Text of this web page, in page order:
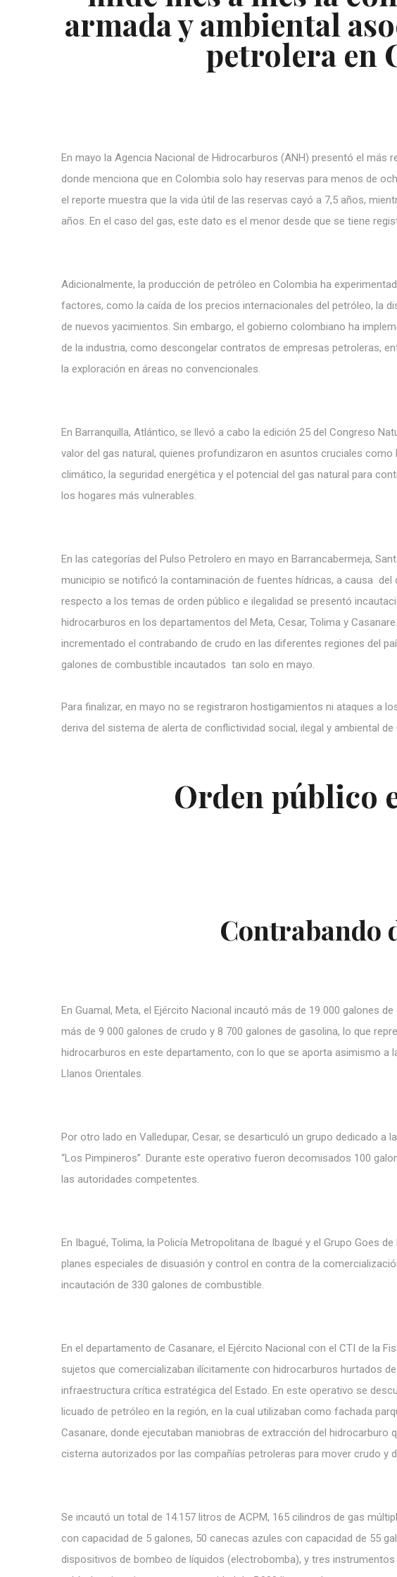
armada y ambiental
petrolera en
En mayo la Agencia Nacional de Hidrocarburos (ANH) presentó el más
donde menciona que en Colombia solo hay reservas para menos de
el reporte muestra que la vida útil de las reservas cayó a 7,5 años,
años. En el caso del gas, este dato es el menor desde que se tiene
Adicionalmente, la producción de petróleo en Colombia ha
factores, como la caída de los precios internacionales del petróleo, la
de nuevos yacimientos. Sin embargo, el gobierno colombiano ha
de la industria, como descongelar contratos de empresas petroleras,
la exploración en áreas no convencionales.
En Barranquilla, Atlántico, se llevó a cabo la edición 25 del Congreso
valor del gas natural, quienes profundizaron en asuntos cruciales
climático, la seguridad energética y el potencial del gas natural para
los hogares más vulnerables.
En las categorías del Pulso Petrolero en mayo en Barrancabermeja,
municipio se notificó la contaminación de fuentes hídricas, a causa del
respecto a los temas de orden público e ilegalidad se presentó
hidrocarburos en los departamentos del Meta, Cesar, Tolima y
incrementado el contrabando de crudo en las diferentes regiones del
galones de combustible incautados tan solo en mayo.
Para finalizar, en mayo no se registraron hostigamientos ni ataques a
deriva del sistema de alerta de conflictividad social, ilegal y ambiental de
Orden público
Contrabando
En Guamal, Meta, el Ejército Nacional incautó más de 19 000 galones
más de 9 000 galones de crudo y 8 700 galones de gasolina, lo que
hidrocarburos en este departamento, con lo que se aporta asimismo a
Llanos Orientales.
Por otro lado en Valledupar, Cesar, se desarticuló un grupo dedicado a
“Los Pimpineros”. Durante este operativo fueron decomisados 100
las autoridades competentes.
En Ibagué, Tolima, la Policía Metropolitana de Ibagué y el Grupo Goes
planes especiales de disuasión y control en contra de la
incautación de 330 galones de combustible.
En el departamento de Casanare, el Ejército Nacional con el CTI de la
sujetos que comercializaban ilícitamente con hidrocarburos hurtados
infraestructura crítica estratégica del Estado. En este operativo se
licuado de petróleo en la región, en la cual utilizaban como fachada
Casanare, donde ejecutaban maniobras de extracción del
cisterna autorizados por las compañías petroleras para mover crudo y
Se incautó un total de 14.157 litros de ACPM, 165 cilindros de gas
con capacidad de 5 galones, 50 canecas azules con capacidad de 55
dispositivos de bombeo de líquidos (electrobomba), y tres